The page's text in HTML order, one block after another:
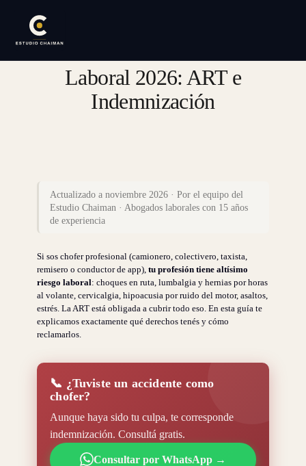
Chofer Profesional Accidente
Laboral 2026: ART e
Indemnización
Actualizado a noviembre 2026 · Por el equipo del
Estudio Chaiman · Abogados laborales con 15 años
de experiencia
Si sos chofer profesional (camionero, colectivero, taxista,
remisero o conductor de app), tu profesión tiene altísimo
riesgo laboral: choques en ruta, lumbalgia y hernias por horas
al volante, cervicalgia, hipoacusia por ruido del motor, asaltos,
estrés. La ART está obligada a cubrir todo eso. En esta guía te
explicamos exactamente qué derechos tenés y cómo
reclamarlos.
📞 ¿Tuviste un accidente como
chofer?
Aunque haya sido tu culpa, te corresponde
indemnización. Consultá gratis.
Consultar por WhatsApp →